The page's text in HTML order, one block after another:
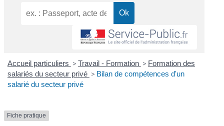
Accueil particuliers > Travail - Formation > Formation des
salariés du secteur privé > Bilan de compétences d'un
salarié du secteur privé
Fiche pratique